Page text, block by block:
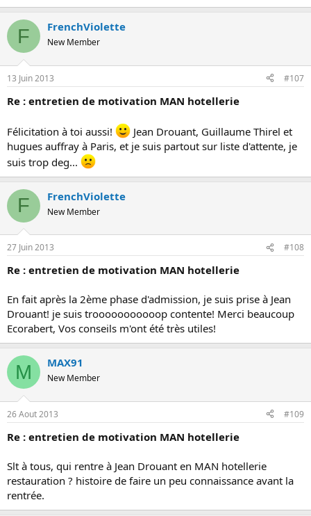
F FrenchViolette
New Member
13 Juin 2013 #107
Re : entretien de motivation MAN hotellerie
Félicitation à toi aussi!
Jean Drouant, Guillaume Thirel et
hugues auffray à Paris, et je suis partout sur liste d'attente, je
suis trop deg...
F FrenchViolette
New Member
27 Juin 2013 #108
Re : entretien de motivation MAN hotellerie
En fait après la 2ème phase d'admission, je suis prise à Jean
Drouant! je suis trooooooooooop contente! Merci beaucoup
Ecorabert, Vos conseils m'ont été très utiles!
M MAX91
New Member
26 Aout 2013 #109
Re : entretien de motivation MAN hotellerie
Slt à tous, qui rentre à Jean Drouant en MAN hotellerie
restauration ? histoire de faire un peu connaissance avant la
rentrée.